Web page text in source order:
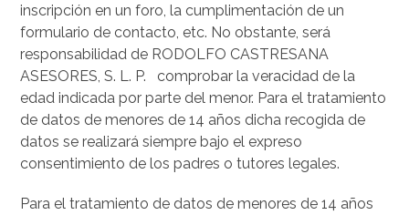
inscripción en un foro, la cumplimentación de un
formulario de contacto, etc. No obstante, será
responsabilidad de RODOLFO CASTRESANA
ASESORES, S. L. P. comprobar la veracidad de la
edad indicada por parte del menor. Para el tratamiento
de datos de menores de 14 años dicha recogida de
datos se realizará siempre bajo el expreso
consentimiento de los padres o tutores legales.
Para el tratamiento de datos de menores de 14 años